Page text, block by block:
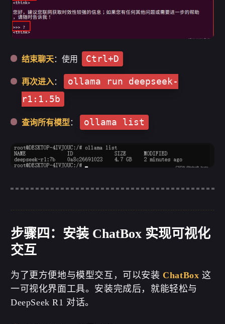
结束聊天：使用 Ctrl+D
再次进入：
ollama run deepseek-
r1:1.5b
查询所有模型 ： ollama list
步骤四：安装 ChatBox 实现可视化
交互
为了更方便地与模型交互，可以安装 ChatBox 这
一可视化界面工具。安装完成后，就能轻松与
DeepSeek R1 对话。